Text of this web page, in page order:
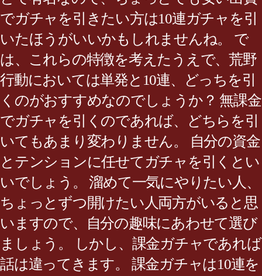
でガチャを引きたい方は10連ガチャを引
いたほうがいいかもしれませんね。 で
は、これらの特徴を考えたうえで、荒野
行動においては単発と10連、どっちを引
くのがおすすめなのでしょうか？ 無課金
でガチャを引くのであれば、どちらを引
いてもあまり変わりません。 自分の資金
とテンションに任せてガチャを引くとい
いでしょう。 溜めて一気にやりたい人、
ちょっとずつ開けたい人両方がいると思
いますので、自分の趣味にあわせて選び
ましょう。 しかし、課金ガチャであれば
話は違ってきます。 課金ガチャは10連を